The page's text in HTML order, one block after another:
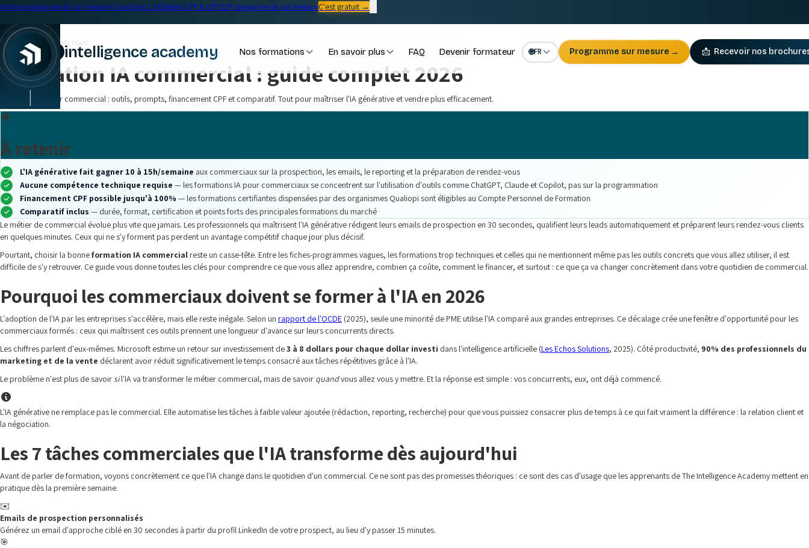
|
Votre programme IA sur mesure·Coaching 1:1·Éligible CPF & OPCOProgramme IA sur mesureC'est gratuit →
intelligence academy Nos formations En savoir plus FAQ Devenir formateur 🌐FR Programme sur mesure → 📩 Recevoir nos
← Blog
Formation IA
•19 min read
Formation IA commercial : guide complet 2026
Formation IA pour commercial : outils, prompts, financement CPF et comparatif. Tout pour maîtriser l'IA générative et vendre plus efficacement.
À retenir
L'IA générative fait gagner 10 à 15h/semaine aux commerciaux sur la prospection, les emails, le reporting et la préparation de rendez-vous
Aucune compétence technique requise — les formations IA pour commerciaux se concentrent sur l'utilisation d'outils comme ChatGPT, Claude et Copilot, pas sur la programmation
Financement CPF possible jusqu'à 100% — les formations certifiantes dispensées par des organismes Qualiopi sont éligibles au Compte Personnel de Formation
Comparatif inclus — durée, format, certification et points forts des principales formations du marché
Le métier de commercial évolue plus vite que jamais. Les professionnels qui maîtrisent l'IA générative rédigent leurs emails de prospection en 30 secondes, qualifient leurs leads automatiquement et préparent leurs rendez-vous clients
en quelques minutes. Ceux qui ne s'y forment pas perdent un avantage compétitif chaque jour plus décisif.
Pourtant, choisir la bonneformation IA commercial reste un casse-tête. Entre les fiches-programmes vagues, les formations trop techniques et celles qui ne mentionnent même pas les outils concrets que vous allez utiliser, il est
difficile de s'y retrouver. Ce guide vous donne toutes les clés pour comprendre ce que vous allez apprendre, combien ça coûte, comment le financer, et surtout : ce que ça va changer concrètement dans votre quotidien de commercial.
Pourquoi les commerciaux doivent se former à l'IA en 2026
L'adoption de l'IA par les entreprises s'accélère, mais elle reste inégale. Selon un rapport de l'OCDE (2025), seule une minorité de PME utilise l'IA comparé aux grandes entreprises. Ce décalage crée une fenêtre d'opportunité pour les
commerciaux formés : ceux qui maîtrisent ces outils prennent une longueur d'avance sur leurs concurrents directs.
Les chiffres parlent d'eux-mêmes. Microsoft estime un retour sur investissement de3 à 8 dollars pour chaque dollar investi dans l'intelligence artificielle (Les Echos Solutions, 2025). Côté productivité, 90% des professionnels du
marketing et de la vente déclarent avoir réduit significativement le temps consacré aux tâches répétitives grâce à l'IA.
Le problème n'est plus de savoirsil'IA va transformer le métier commercial, mais de savoir quandvous allez vous y mettre. Et la réponse est simple : vos concurrents, eux, ont déjà commencé.
L'IA générative ne remplace pas le commercial. Elle automatise les tâches à faible valeur ajoutée (rédaction, reporting, recherche) pour que vous puissiez consacrer plus de temps à ce qui fait vraiment la différence : la relation client et
la négociation.
Les 7 tâches commerciales que l'IA transforme dès aujourd'hui
Avant de parler de formation, voyons concrètement ce que l'IA change dans le quotidien d'un commercial. Ce ne sont pas des promesses théoriques : ce sont des cas d'usage que les apprenants de The Intelligence Academy mettent en
pratique dès la première semaine.
✉️
Emails de prospection personnalisés
Générez un email d'approche ciblé en 30 secondes à partir du profil LinkedIn de votre prospect, au lieu d'y passer 15 minutes.
🎯